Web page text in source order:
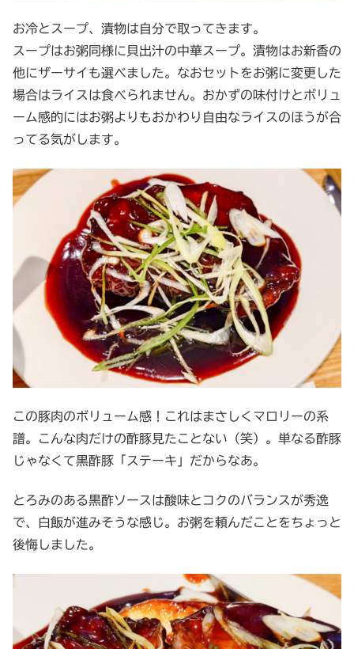
お冷とスープ、漬物は自分で取ってきます。
スープはお粥同様に貝出汁の中華スープ。漬物はお新香の
他にザーサイも選べました。なおセットをお粥に変更した
場合はライスは食べられません。おかずの味付けとボリュ
ーム感的にはお粥よりもおかわり自由なライスのほうが合
ってる気がします。
この豚肉のボリューム感！これはまさしくマロリーの系
譜。こんな肉だけの酢豚見たことない（笑）。単なる酢豚
じゃなくて黒酢豚「ステーキ」だからなあ。
とろみのある黒酢ソースは酸味とコクのバランスが秀逸
で、白飯が進みそうな感じ。お粥を頼んだことをちょっと
後悔しました。